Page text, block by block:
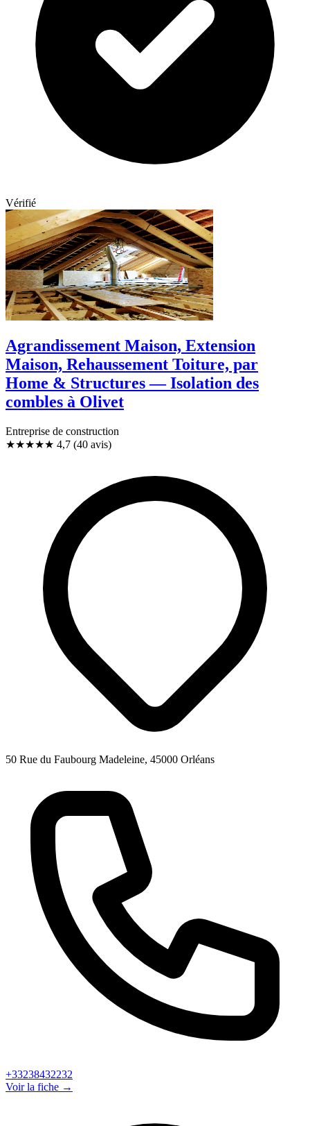
Vérifié
Agrandissement Maison, Extension
Maison, Rehaussement Toiture, par
Home & Structures — Isolation des
combles à Olivet
Entreprise de construction
★★★★★ 4,7 (40 avis)
50 Rue du Faubourg Madeleine, 45000 Orléans
+33238432232
Voir la fiche →